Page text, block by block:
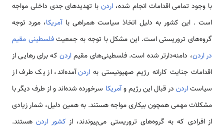
با وجود تمامی‌ اقدامات انجام شده، اردنبا تهدیدهای جدی داخلی مواجه
است . این کشور به دلیل اتخاذ سیاست همراهی باآمریکا، مورد توجه
گروه‌های‌ تروریستی است. این مشکل با توجه به جمعیتفلسطینی مقیم
در اردن، دامنه‌دارتر شده است. فلسطینی‌های مقیماردن که برای رهایی از
اقدامات جنایت کارانه رژیم صهیونیستی بهاردنآمده‌اند، از یک طرف از
سیاستاردن در قبال این رژیم وآمریکا سرخورده شده‌اند و از طرف دیگر با
مشکلات مهمی‌ همچون بیکاری مواجه هستند. به همین دلیل، شمار زیادی
از افرادی که به گروه‌های‌ تروریستی می‌پیوندند، از کشور اردنهستند.